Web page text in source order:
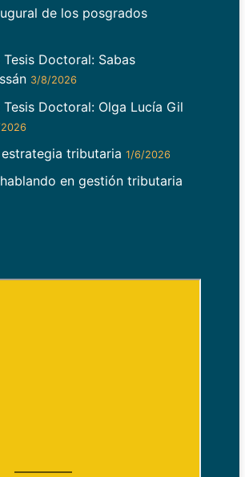
de los posgrados
Doctoral: Sabas
3/8/2026
Tesis Doctoral: Olga Lucía Gil
tributaria 1/6/2026
en gestión tributaria